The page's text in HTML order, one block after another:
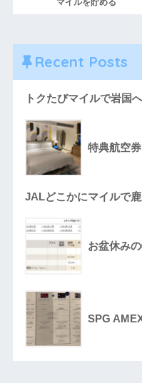
Recent Posts
トクたびマイルで岩国へ
特典航空
JALどこかにマイルで
お盆休み
SPG